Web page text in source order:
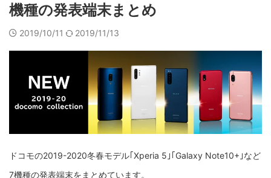
機種の発表端末まとめ
2019/10/11 2019/11/13
ドコモの2019-2020冬春モデル｢Xperia 5｣｢Galaxy Note10+｣など
7機種の発表端末をまとめています。